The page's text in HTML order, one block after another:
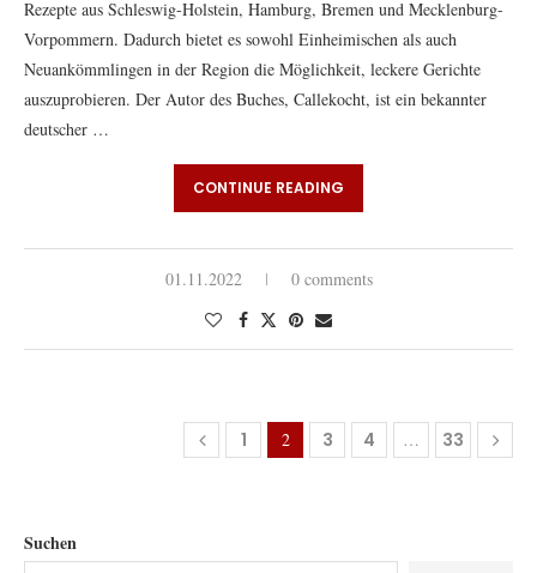
Rezepte aus Schleswig-Holstein, Hamburg, Bremen und Mecklenburg-
Vorpommern. Dadurch bietet es sowohl Einheimischen als auch
Neuankömmlingen in der Region die Möglichkeit, leckere Gerichte
auszuprobieren. Der Autor des Buches, Callekocht, ist ein bekannter
deutscher …
CONTINUE READING
01.11.2022 0 comments
1 2 3 4 … 33
Suchen